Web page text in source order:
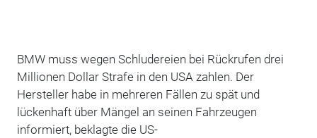
BMW muss wegen Schludereien bei Rückrufen drei
Millionen Dollar Strafe in den USA zahlen. Der
Hersteller habe in mehreren Fällen zu spät und
lückenhaft über Mängel an seinen Fahrzeugen
informiert, beklagte die US-